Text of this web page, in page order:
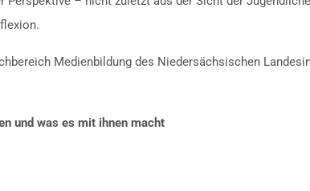
Medienbildung des Niedersächsischen
und was es mit ihnen macht